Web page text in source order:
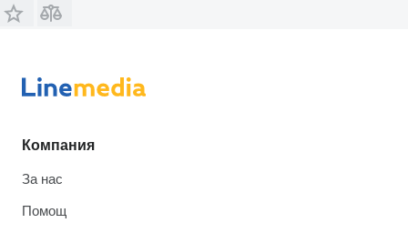
Компания
За нас
Помощ